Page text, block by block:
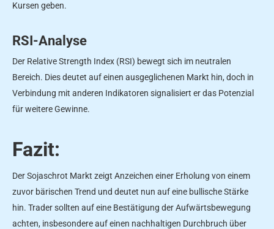
Kursen geben.
RSI-Analyse
Der Relative Strength Index (RSI) bewegt sich im neutralen
Bereich. Dies deutet auf einen ausgeglichenen Markt hin, doch in
Verbindung mit anderen Indikatoren signalisiert er das Potenzial
für weitere Gewinne.
Fazit:
Der Sojaschrot Markt zeigt Anzeichen einer Erholung von einem
zuvor bärischen Trend und deutet nun auf eine bullische Stärke
hin. Trader sollten auf eine Bestätigung der Aufwärtsbewegung
achten, insbesondere auf einen nachhaltigen Durchbruch über